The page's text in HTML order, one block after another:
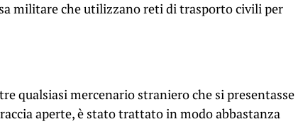
militare che utilizzano reti di trasporto civili per
qualsiasi mercenario straniero che si presentasse
aperte, è stato trattato in modo abbastanza